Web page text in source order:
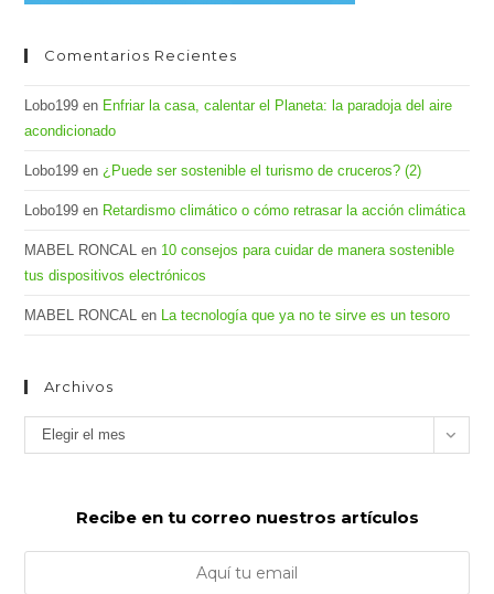
Comentarios Recientes
Lobo199 en Enfriar la casa, calentar el Planeta: la paradoja del aire
acondicionado
Lobo199 en¿Puede ser sostenible el turismo de cruceros? (2)
Lobo199 en Retardismo climático o cómo retrasar la acción climática
MABEL RONCAL en 10 consejos para cuidar de manera sostenible
tus dispositivos electrónicos
MABEL RONCAL en La tecnología que ya no te sirve es un tesoro
Archivos
Archivos
Elegir el mes
Recibe en tu correo nuestros artículos